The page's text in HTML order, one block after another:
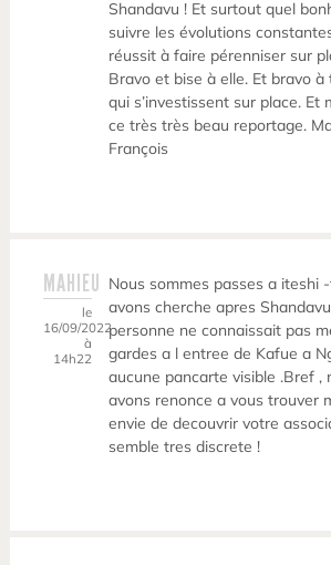
Shandavu ! Et surtout quel
suivre les évolutions
réussit à faire pérenniser sur
Bravo et bise à elle. Et bravo à
qui s’investissent sur place. Et
ce très très beau reportage.
François
MAHIEU
le
16/09/2022
à
14h22
Nous sommes passes a iteshi
avons cherche apres
personne ne connaissait pas
gardes a l entree de Kafue a
aucune pancarte visible .Bref ,
avons renonce a vous trouver
envie de decouvrir votre
semble tres discrete !